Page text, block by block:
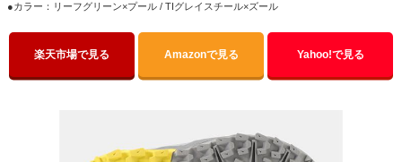
●カラー：リーフグリーン×プール / TIグレイスチール×ズール
楽天市場で見る Amazonで見る Yahoo!で見る